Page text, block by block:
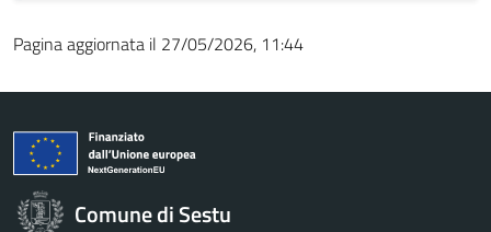
Pagina aggiornata il 27/05/2026, 11:44
Comune di Sestu